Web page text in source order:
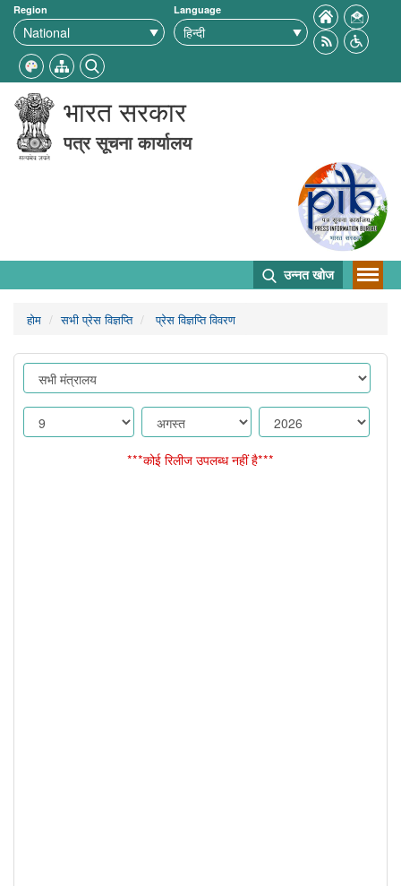
Region Language
भारत सरकार
पत्र सूचना कार्यालय
उन्नत खोज
होम सभी प्रेस विज्ञप्ति प्रेस विज्ञप्ति विवरण
***कोई रिलीज उपलब्ध नहीं है***